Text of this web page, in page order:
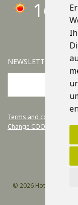
16°C
NEWSLETTER
Terms and conditions.
Change COOKIE
© 2026 Hotel Yasmin